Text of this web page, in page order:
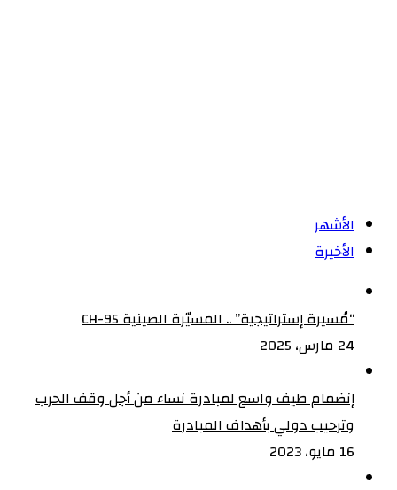
حرب
على
الأشهر
الأخيرة
“مُسيرة إستراتيجية” .. المسيّرة الصينية CH-95
24 مارس، 2025
إنضمام طيف واسع لمبادرة نساء من أجل وقف الحرب
وترحيب دولي بأهداف المبادرة
16 مايو، 2023